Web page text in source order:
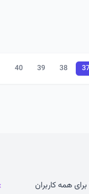
38
39
40
همه کاربران